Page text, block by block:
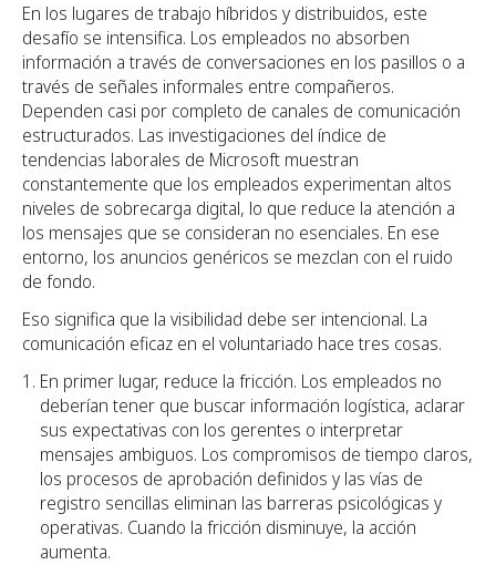
En los lugares de trabajo híbridos y distribuidos, este
desafío se intensifica. Los empleados no absorben
información a través de conversaciones en los pasillos o a
través de señales informales entre compañeros.
Dependen casi por completo de canales de comunicación
estructurados. Las investigaciones del índice de
tendencias laborales de Microsoft muestran
constantemente que los empleados experimentan altos
niveles de sobrecarga digital, lo que reduce la atención a
los mensajes que se consideran no esenciales. En ese
entorno, los anuncios genéricos se mezclan con el ruido
de fondo.
Eso significa que la visibilidad debe ser intencional. La
comunicación eficaz en el voluntariado hace tres cosas.
En primer lugar, reduce la fricción. Los empleados no
deberían tener que buscar información logística, aclarar
sus expectativas con los gerentes o interpretar
mensajes ambiguos. Los compromisos de tiempo claros,
los procesos de aprobación definidos y las vías de
registro sencillas eliminan las barreras psicológicas y
operativas. Cuando la fricción disminuye, la acción
aumenta.